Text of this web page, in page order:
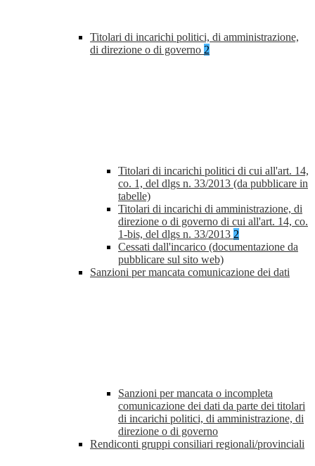
Titolari di incarichi politici, di amministrazione,
di direzione o di governo 2
Titolari di incarichi politici di cui all'art. 14,
co. 1, del dlgs n. 33/2013 (da pubblicare in
tabelle)
Titolari di incarichi di amministrazione, di
direzione o di governo di cui all'art. 14, co.
1-bis, del dlgs n. 33/2013 2
Cessati dall'incarico (documentazione da
pubblicare sul sito web)
Sanzioni per mancata comunicazione dei dati
Sanzioni per mancata o incompleta
comunicazione dei dati da parte dei titolari
di incarichi politici, di amministrazione, di
direzione o di governo
Rendiconti gruppi consiliari regionali/provinciali